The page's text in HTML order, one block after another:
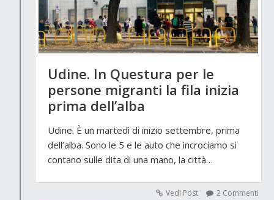
Udine. In Questura per le
persone migranti la fila inizia
prima dell’alba
Udine. È un martedì di inizio settembre, prima
dell’alba. Sono le 5 e le auto che incrociamo si
contano sulle dita di una mano, la città…
Vedi Post 2 Commenti